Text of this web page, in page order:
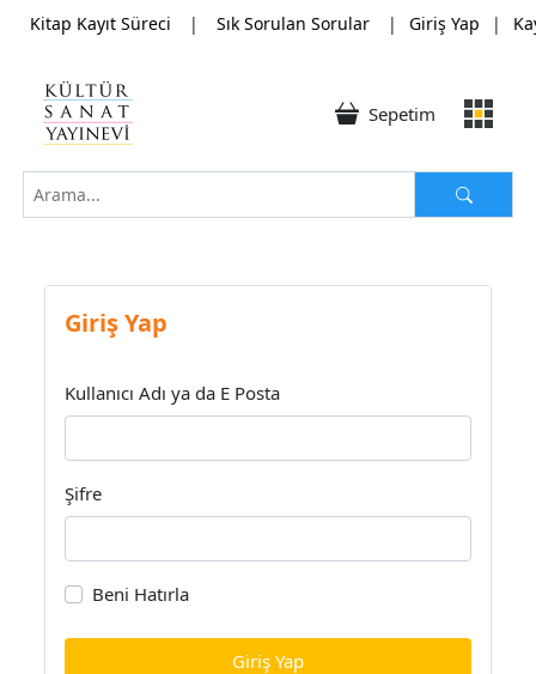
Kitap Kayıt Süreci | Sık Sorulan Sorular | Giriş Yap |
Sepetim
Giriş Yap
Kullanıcı Adı ya da E Posta
Şifre
Beni Hatırla
Giriş Yap